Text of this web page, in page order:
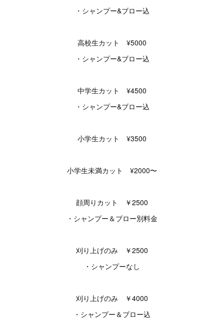
・シャンプー&ブロー込
高校生カット ¥5000
・シャンプー&ブロー込
中学生カット ¥4500
・シャンプー&ブロー込
小学生カット ¥3500
小学生未満カット ¥2000〜
顔周りカット ￥2500
・シャンプー＆ブロー別料金
刈り上げのみ ￥2500
・シャンプーなし
刈り上げのみ ￥4000
・シャンプー＆ブロー込